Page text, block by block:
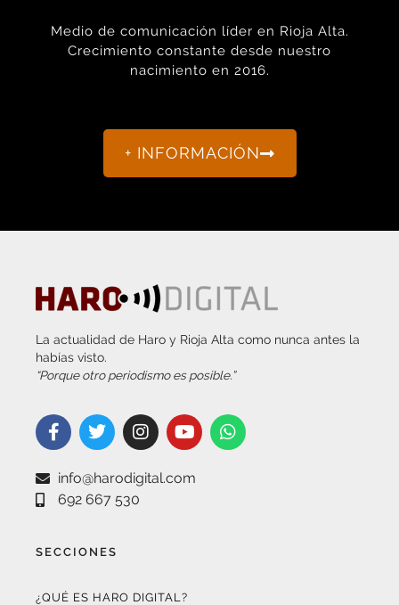
Medio de comunicación líder en Rioja Alta.
Crecimiento constante desde nuestro
nacimiento en 2016.
+ INFORMACIÓN
La actualidad de Haro y Rioja Alta como nunca antes la
habías visto.
“Porque otro periodismo es posible.”
info@harodigital.com
692 667 530
SECCIONES
¿QUÉ ES HARO DIGITAL?